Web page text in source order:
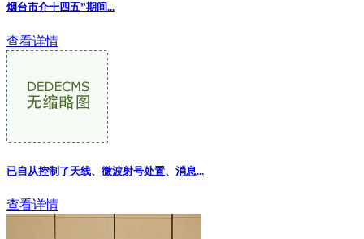
烟台市介十四五”期间...
查看详情
已自从控制了天线、微波射号处置、消息...
查看详情